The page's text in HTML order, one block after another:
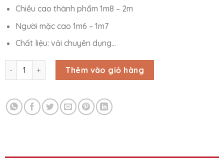
Chiều cao thành phẩm 1m8 – 2m
Người mặc cao 1m6 – 1m7
Chất liệu: vải chuyên dụng…
MASCOT THỎ HỒNG số lượngThêm vào giỏ hàng